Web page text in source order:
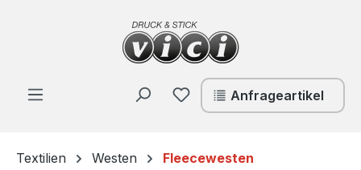
Zum Hauptinhalt springen
Du hast 0 Produkte auf
Anfrageartikel
Textilien Westen Fleecewesten